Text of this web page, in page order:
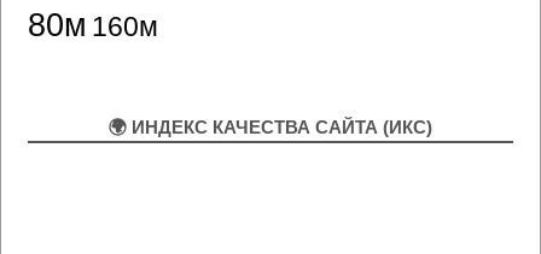
80м 160м
🌍 ИНДЕКС КАЧЕСТВА САЙТА (ИКС)